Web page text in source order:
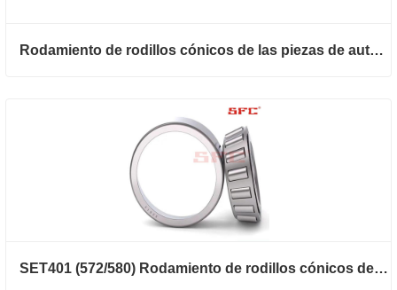
Rodamiento de rodillos cónicos de las piezas de automóvil de SET403 592A/594A
SET401 (572/580) Rodamiento de rodillos cónicos de tamaño en pulgadas para automóvil